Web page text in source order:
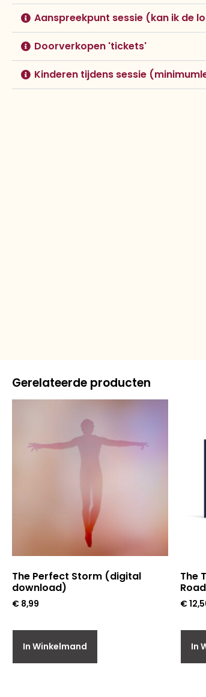
Aanspreekpunt sessie (kan ik de
Doorverkopen 'tickets'
Kinderen tijdens sessie
Gerelateerde producten
The Perfect Storm (digital
download)
€ 8,99
In Winkelmand
The
€
In